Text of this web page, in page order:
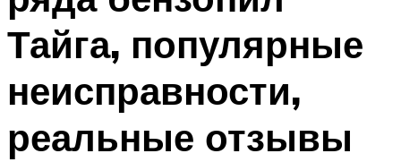
Тайга, популярные
неисправности,
реальные отзывы